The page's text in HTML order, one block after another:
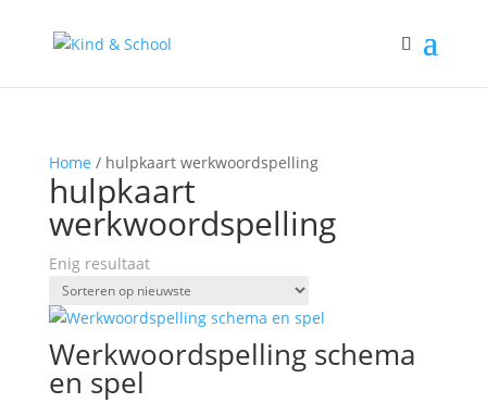
Home / hulpkaart werkwoordspelling
hulpkaart
werkwoordspelling
Enig resultaat
Werkwoordspelling schema
en spel